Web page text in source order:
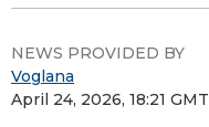
NEWS PROVIDED BY
Voglana
April 24, 2026, 18:21 GMT